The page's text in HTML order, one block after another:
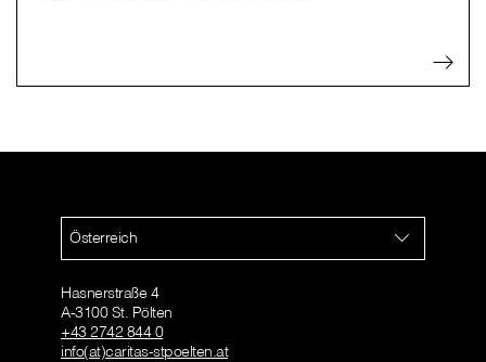
Österreich
Hasnerstraße 4
A-3100 St. Pölten
+43 2742 844 0
info(at)caritas-stpoelten.at